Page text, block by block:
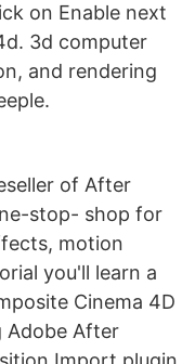
on Enable next
3d computer
and rendering
of After
stop- shop for
motion
you'll learn a
Cinema 4D
Adobe After